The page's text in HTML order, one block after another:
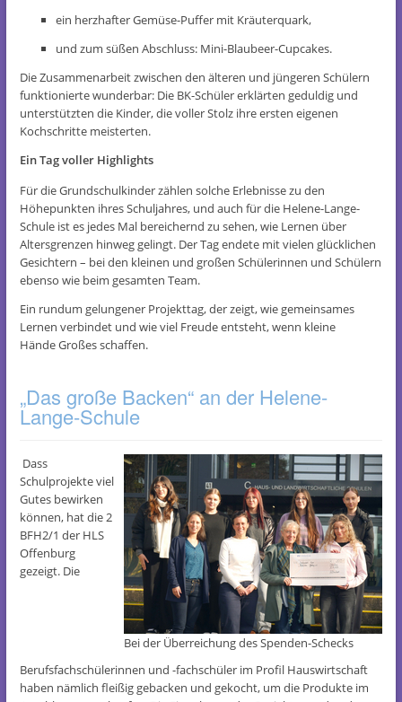
ein herzhafter Gemüse-Puffer mit Kräuterquark,
und zum süßen Abschluss: Mini-Blaubeer-Cupcakes.
Die Zusammenarbeit zwischen den älteren und jüngeren Schülern
funktionierte wunderbar: Die BK-Schüler erklärten geduldig und
unterstützten die Kinder, die voller Stolz ihre ersten eigenen
Kochschritte meisterten.
Ein Tag voller Highlights
Für die Grundschulkinder zählen solche Erlebnisse zu den
Höhepunkten ihres Schuljahres, und auch für die Helene-Lange-
Schule ist es jedes Mal bereichernd zu sehen, wie Lernen über
Altersgrenzen hinweg gelingt. Der Tag endete mit vielen glücklichen
Gesichtern – bei den kleinen und großen Schülerinnen und Schülern
ebenso wie beim gesamten Team.
Ein rundum gelungener Projekttag, der zeigt, wie gemeinsames
Lernen verbindet und wie viel Freude entsteht, wenn kleine
Hände Großes schaffen.
„Das große Backen“ an der Helene-
Lange-Schule
Bei der Überreichung des Spenden-Schecks
Dass
Schulprojekte viel
Gutes bewirken
können, hat die 2
BFH2/1 der HLS
Offenburg
gezeigt. Die
Berufsfachschülerinnen und -fachschüler im Profil Hauswirtschaft
haben nämlich fleißig gebacken und gekocht, um die Produkte im